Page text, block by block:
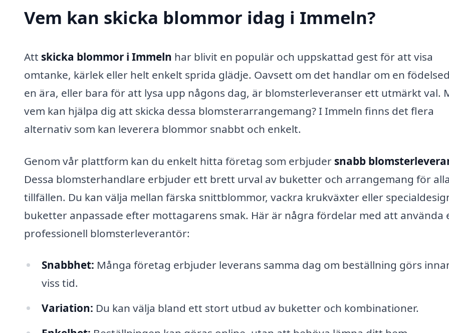
Vem kan skicka blommor idag i Immeln?
Att skicka blommor i Immeln har blivit en populär och uppskattad gest för att visa
omtanke, kärlek eller helt enkelt sprida glädje. Oavsett om det handlar om en
en ära, eller bara för att lysa upp någons dag, är blomsterleveranser ett utmärkt val.
vem kan hjälpa dig att skicka dessa blomsterarrangemang? I Immeln finns det flera
alternativ som kan leverera blommor snabbt och enkelt.
Genom vår plattform kan du enkelt hitta företag som erbjuder snabb
Dessa blomsterhandlare erbjuder ett brett urval av buketter och arrangemang för alla
tillfällen. Du kan välja mellan färska snittblommor, vackra krukväxter eller
buketter anpassade efter mottagarens smak. Här är några fördelar med att använda
professionell blomsterleverantör:
Snabbhet: Många företag erbjuder leverans samma dag om beställning görs
viss tid.
Variation: Du kan välja bland ett stort utbud av buketter och kombinationer.